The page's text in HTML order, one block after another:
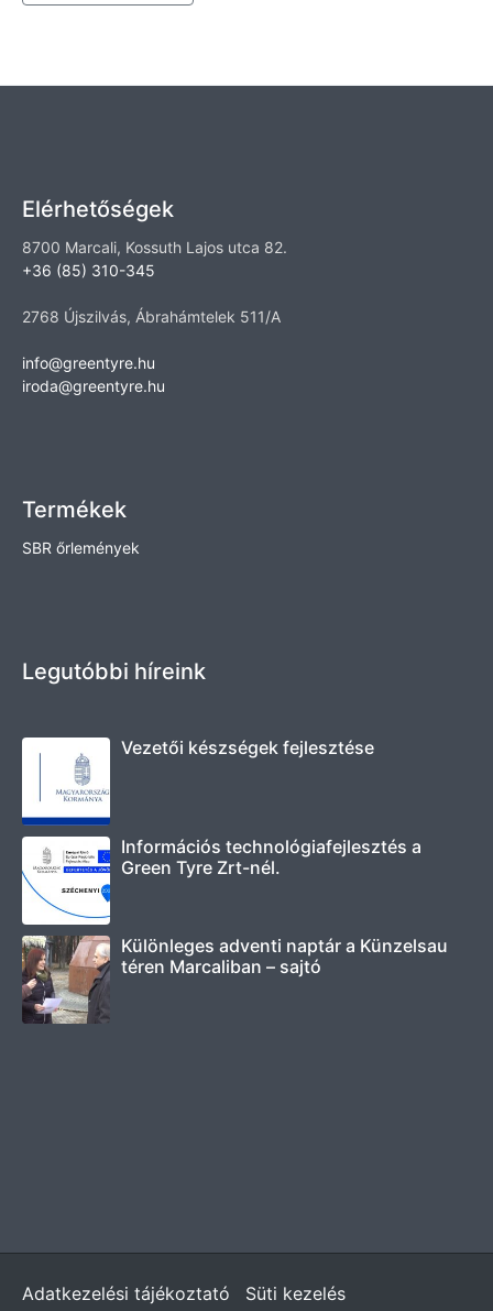
Elérhetőségek
8700 Marcali, Kossuth Lajos utca 82.
+36 (85) 310-345
2768 Újszilvás, Ábrahámtelek 511/A
info@greentyre.hu
iroda@greentyre.hu
Termékek
SBR őrlemények
Legutóbbi híreink
Vezetői készségek fejlesztése
Információs technológiafejlesztés a
Green Tyre Zrt-nél.
Különleges adventi naptár a Künzelsau
téren Marcaliban – sajtó
Adatkezelési tájékoztató
Süti kezelés